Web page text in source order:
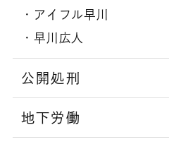
アイフル早川
早川広人
公開処刑
地下労働